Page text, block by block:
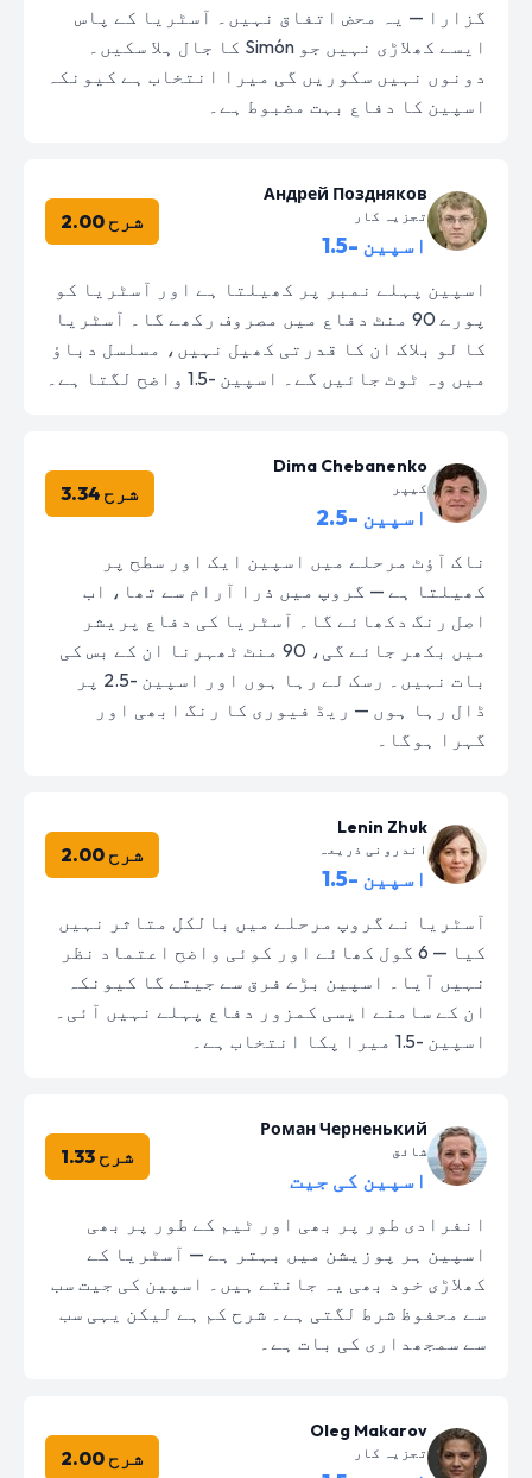
گزارا — یہ محض اتفاق نہیں۔ آسٹریا کے پاس
ایسے کھلاڑی نہیں جو Simón کا جال ہلا سکیں۔
دونوں نہیں سکوریں گی میرا انتخاب ہے کیونکہ
اسپین کا دفاع بہت مضبوط ہے۔
Андрей Поздняков
تجزیہ کار
اسپین -1.5
شرح 2.00
اسپین پہلے نمبر پر کھیلتا ہے اور آسٹریا کو
پورے 90 منٹ دفاع میں مصروف رکھے گا۔ آسٹریا
کا لو بلاک ان کا قدرتی کھیل نہیں، مسلسل دباؤ
میں وہ ٹوٹ جائیں گے۔ اسپین -1.5 واضح لگتا ہے۔
Dima Chebanenko
کیپر
اسپین -2.5
شرح 3.34
ناک آؤٹ مرحلے میں اسپین ایک اور سطح پر
کھیلتا ہے — گروپ میں ذرا آرام سے تھا، اب
اصل رنگ دکھائے گا۔ آسٹریا کی دفاع پریشر
میں بکھر جائے گی، 90 منٹ ٹھہرنا ان کے بس کی
بات نہیں۔ رسک لے رہا ہوں اور اسپین -2.5 پر
ڈال رہا ہوں — ریڈ فیوری کا رنگ ابھی اور
گہرا ہوگا۔
Lenin Zhuk
اندرونی ذریعہ
اسپین -1.5
شرح 2.00
آسٹریا نے گروپ مرحلے میں بالکل متاثر نہیں
کیا — 6 گول کھائے اور کوئی واضح اعتماد نظر
نہیں آیا۔ اسپین بڑے فرق سے جیتے گا کیونکہ
ان کے سامنے ایسی کمزور دفاع پہلے نہیں آئی۔
اسپین -1.5 میرا پکا انتخاب ہے۔
Роман Черненький
شائق
اسپین کی جیت
شرح 1.33
انفرادی طور پر بھی اور ٹیم کے طور پر بھی
اسپین ہر پوزیشن میں بہتر ہے — آسٹریا کے
کھلاڑی خود بھی یہ جانتے ہیں۔ اسپین کی جیت سب
سے محفوظ شرط لگتی ہے۔ شرح کم ہے لیکن یہی سب
سے سمجھداری کی بات ہے۔
Oleg Makarov
تجزیہ کار شرح 2.00